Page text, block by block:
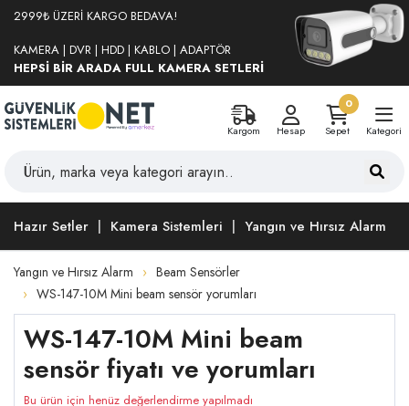
2999₺ ÜZERİ KARGO BEDAVA!
KAMERA | DVR | HDD | KABLO | ADAPTÖR
HEPSİ BİR ARADA FULL KAMERA SETLERİ
Kargom Hesap
0
Sepet
Kategori
Hazır Setler Kamera Sistemleri Yangın ve Hırsız Alarm
Yangın ve Hırsız Alarm
Beam Sensörler
WS-147-10M Mini beam sensör yorumları
WS-147-10M Mini beam
sensör fiyatı ve yorumları
Bu ürün için henüz değerlendirme yapılmadı